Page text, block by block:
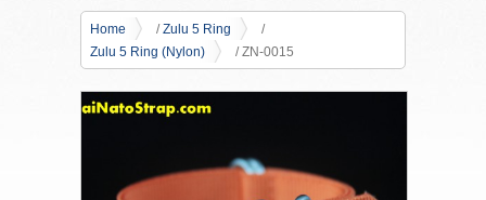
Home /Zulu 5 Ring
/
Zulu 5 Ring (Nylon)
/ ZN-0015